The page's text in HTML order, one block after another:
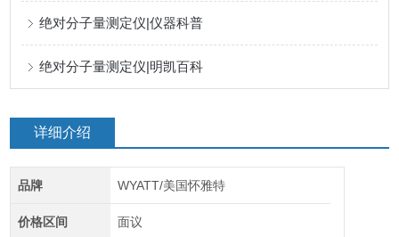
绝对分子量测定仪|仪器科普
绝对分子量测定仪|明凯百科
详细介绍
品牌 WYATT/美国怀雅特
价格区间 面议